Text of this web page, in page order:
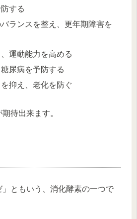
する
ランスを整え、更年期障害を
運動能力を高める
尿病を予防する
抑え、老化を防ぐ
待出来ます。
」ともいう、消化酵素の一つで